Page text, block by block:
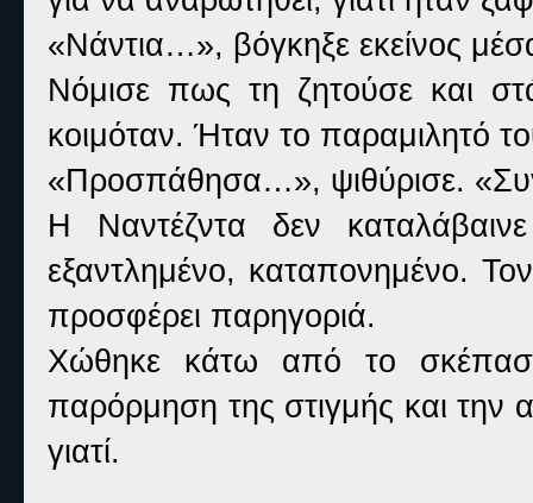
«Νάντια…», βόγκηξε εκείνος
Νόμισε πως τη ζητούσε και
κοιμόταν. Ήταν το παραμιλητό
«Προσπάθησα…», ψιθύρισε.
Η Ναντέζντα δεν
εξαντλημένο, καταπονημένο.
προσφέρει παρηγοριά.
Χώθηκε κάτω από το
παρόρμηση της στιγμής και την
γιατί.